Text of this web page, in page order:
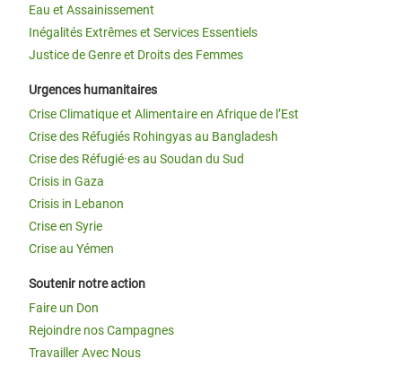
Eau et Assainissement
Inégalités Extrêmes et Services Essentiels
Justice de Genre et Droits des Femmes
Urgences humanitaires
Crise Climatique et Alimentaire en Afrique de l’Est
Crise des Réfugiés Rohingyas au Bangladesh
Crise des Réfugié·es au Soudan du Sud
Crisis in Gaza
Crisis in Lebanon
Crise en Syrie
Crise au Yémen
Soutenir notre action
Faire un Don
Rejoindre nos Campagnes
Travailler Avec Nous